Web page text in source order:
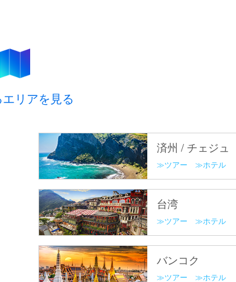
リアを見る
済州 / チェジュ
ツアー ホテル
台湾
ツアー ホテル
バンコク
ツアー ホテル